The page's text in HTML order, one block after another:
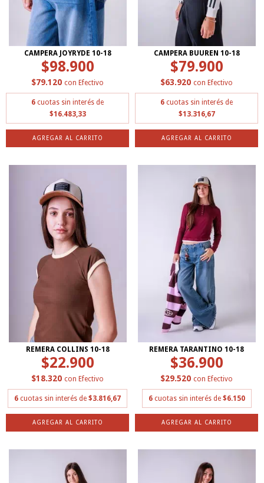
CAMPERA JOYRYDE 10-18
$98.900
$79.120 con Efectivo
6 cuotas sin interés de
$16.483,33
AGREGAR AL CARRITO
CAMPERA BUUREN 10-18
$79.900
$63.920 con Efectivo
6 cuotas sin interés de
$13.316,67
AGREGAR AL CARRITO
REMERA COLLINS 10-18
$22.900
$18.320 con Efectivo
6 cuotas sin interés de $3.816,67
AGREGAR AL CARRITO
REMERA TARANTINO 10-18
$36.900
$29.520 con Efectivo
6 cuotas sin interés de $6.150
AGREGAR AL CARRITO